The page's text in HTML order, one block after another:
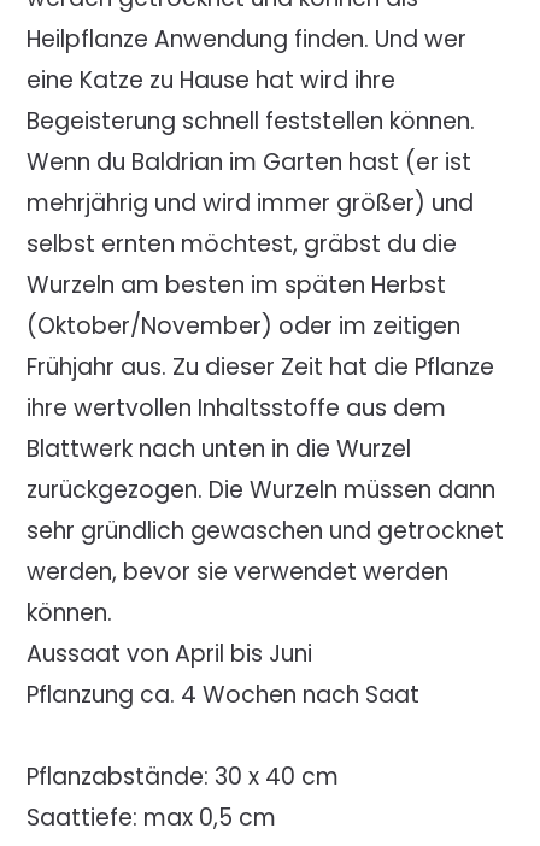
Heilpflanze Anwendung finden. Und wer
eine Katze zu Hause hat wird ihre
Begeisterung schnell feststellen können.
Wenn du Baldrian im Garten hast (er ist
mehrjährig und wird immer größer) und
selbst ernten möchtest, gräbst du die
Wurzeln am besten im späten Herbst
(Oktober/November) oder im zeitigen
Frühjahr aus. Zu dieser Zeit hat die Pflanze
ihre wertvollen Inhaltsstoffe aus dem
Blattwerk nach unten in die Wurzel
zurückgezogen. Die Wurzeln müssen dann
sehr gründlich gewaschen und getrocknet
werden, bevor sie verwendet werden
können.
Aussaat von April bis Juni
Pflanzung ca. 4 Wochen nach Saat
Pflanzabstände: 30 x 40 cm
Saattiefe: max 0,5 cm